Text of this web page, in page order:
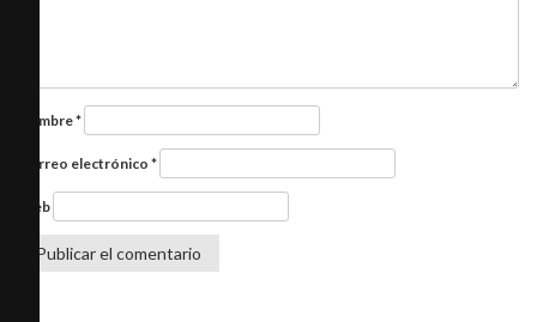
Nombre*
Correo electrónico *
Web